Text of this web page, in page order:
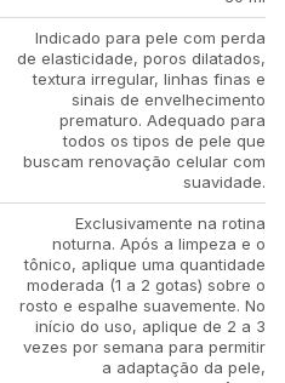
Indicado para pele com perda
de elasticidade, poros dilatados,
textura irregular, linhas finas e
sinais de envelhecimento
prematuro. Adequado para
todos os tipos de pele que
buscam renovação celular com
suavidade.
Exclusivamente na rotina
noturna. Após a limpeza e o
tônico, aplique uma quantidade
moderada (1 a 2 gotas) sobre o
rosto e espalhe suavemente. No
início do uso, aplique de 2 a 3
vezes por semana para permitir
a adaptação da pele,